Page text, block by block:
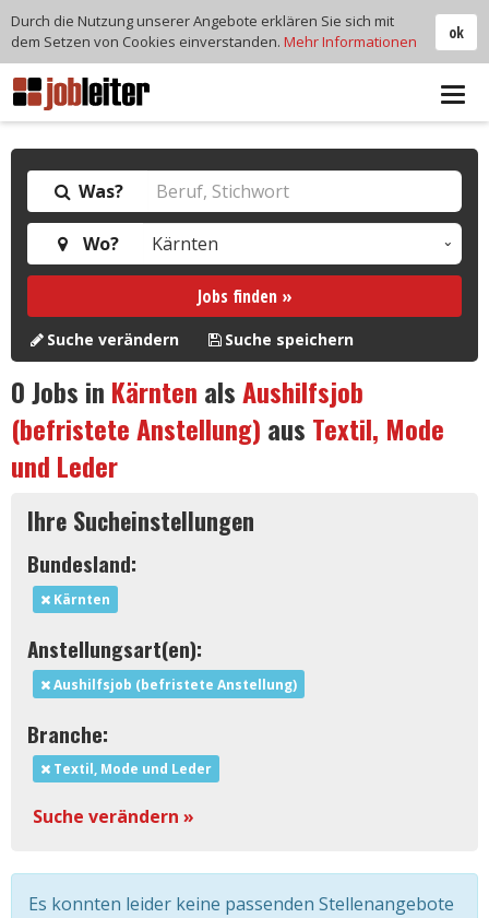
Was?
Wo?
Jobs finden »
Suche verändern Suche speichern
0Jobs in Kärnten alsAushilfsjob
(befristete Anstellung) aus Textil, Mode
und Leder
Ihre Sucheinstellungen
Bundesland:
Kärnten
Anstellungsart(en):
Aushilfsjob (befristete Anstellung)
Branche:
Textil, Mode und Leder
Suche verändern »
Es konnten leider keine passenden Stellenangebote
ok
Durch die Nutzung unserer Angebote erklären Sie sich mit
dem Setzen von Cookies einverstanden. Mehr Informationen